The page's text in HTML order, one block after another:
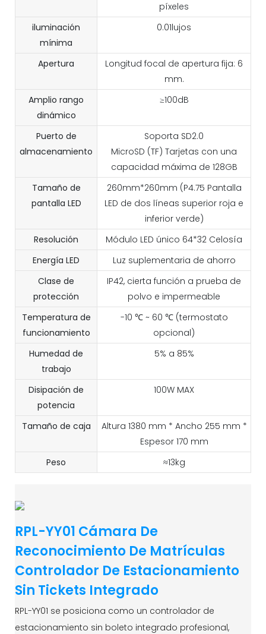
píxeles
iluminación
mínima
0.01lujos
Apertura
Longitud focal de apertura fija: 6
mm.
Amplio rango
dinámico
≥100dB
Puerto de
almacenamiento
Soporta SD2.0
MicroSD (TF) Tarjetas con una
capacidad máxima de 128GB
Tamaño de
pantalla LED
260mm*260mm (P4.75 Pantalla
LED de dos líneas superior roja e
inferior verde)
Resolución
Módulo LED único 64*32 Celosía
Energía LED
Luz suplementaria de ahorro
Clase de
protección
IP42, cierta función a prueba de
polvo e impermeable
Temperatura de
funcionamiento
-10 ℃ ~ 60 ℃ (termostato
opcional)
Humedad de
trabajo
5% a 85%
Disipación de
potencia
100W MAX
Tamaño de caja
Altura 1380 mm * Ancho 255 mm *
Espesor 170 mm
Peso
≈13kg
RPL-YY01 Cámara De
Reconocimiento De Matrículas
Controlador De Estacionamiento
Sin Tickets Integrado
RPL-YY01 se posiciona como un controlador de
estacionamiento sin boleto integrado profesional,